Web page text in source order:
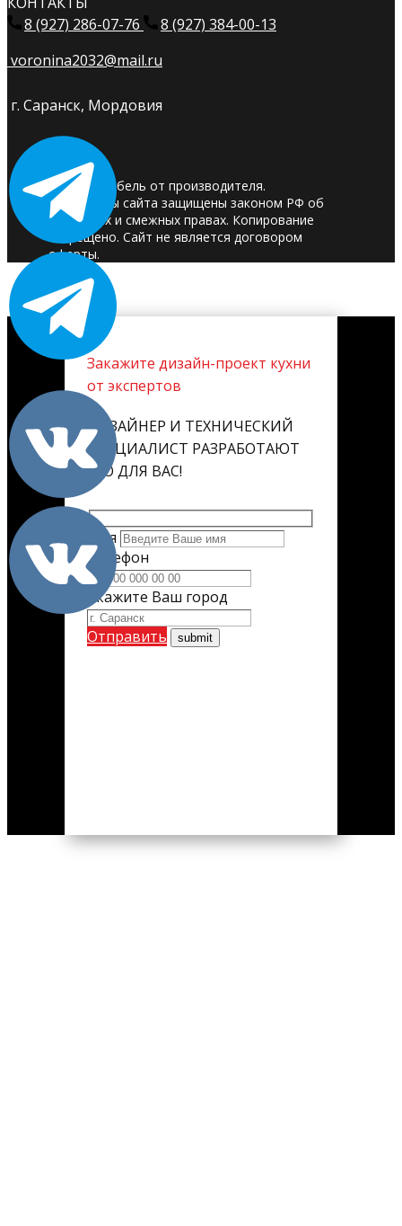
8 (927) 286-07-76
8 (927) 384-00-13
voronina2032@mail.ru
г. Саранск, Мордовия
© 2025. Мебель от производителя.
Материалы сайта защищены законом РФ об
авторских и смежных правах. Копирование
запрещено. Сайт не является договором
оферты.
Закажите дизайн-проект кухни
от экспертов
ДИЗАЙНЕР И ТЕХНИЧЕСКИЙ
СПЕЦИАЛИСТ РАЗРАБОТАЮТ
ЕГО ДЛЯ ВАС!
Имя
Телефон
Укажите Ваш город
Отправить